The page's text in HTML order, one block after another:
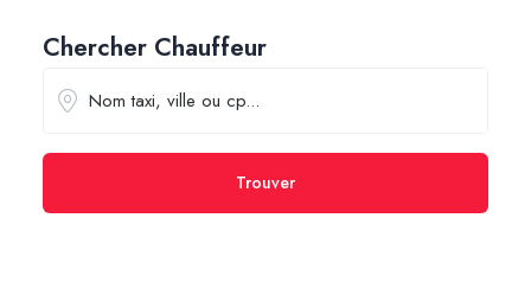
Chercher Chauffeur
Trouver